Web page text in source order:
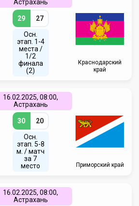
Астрахань
29 27
Осн.
этап. 1-4
места /
1/2
финала
(2)
Краснодарский
край
16.02.2025, 08:00,
Астрахань
30 20
Осн.
этап. 5-8
м. / матч
за 7
место
Приморский край
16.02.2025, 08:00,
Астрахань